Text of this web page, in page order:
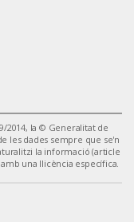
2014, la © Generalitat de
les dades sempre que se'n
la informació (article
una llicència específica.